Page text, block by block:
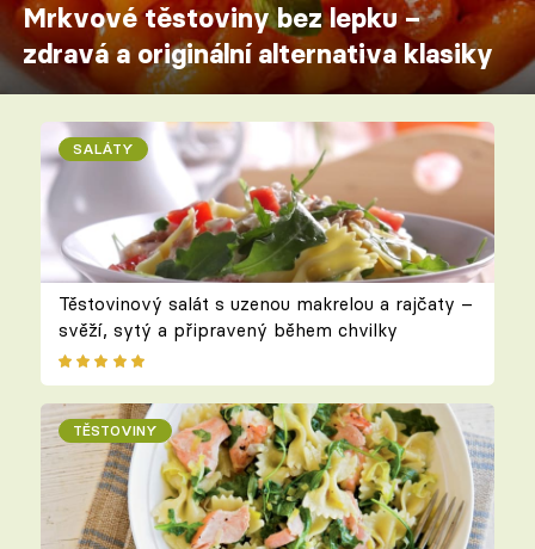
Mrkvové těstoviny bez lepku –
zdravá a originální alternativa klasiky
SALÁTY
Těstovinový salát s uzenou makrelou a rajčaty –
svěží, sytý a připravený během chvilky
TĚSTOVINY